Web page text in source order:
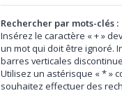
Rechercher par mots-clés :
Insérez le caractère « + »
un mot qui doit être ignoré.
barres verticales
Utilisez un astérisque « * »
souhaitez effectuer des